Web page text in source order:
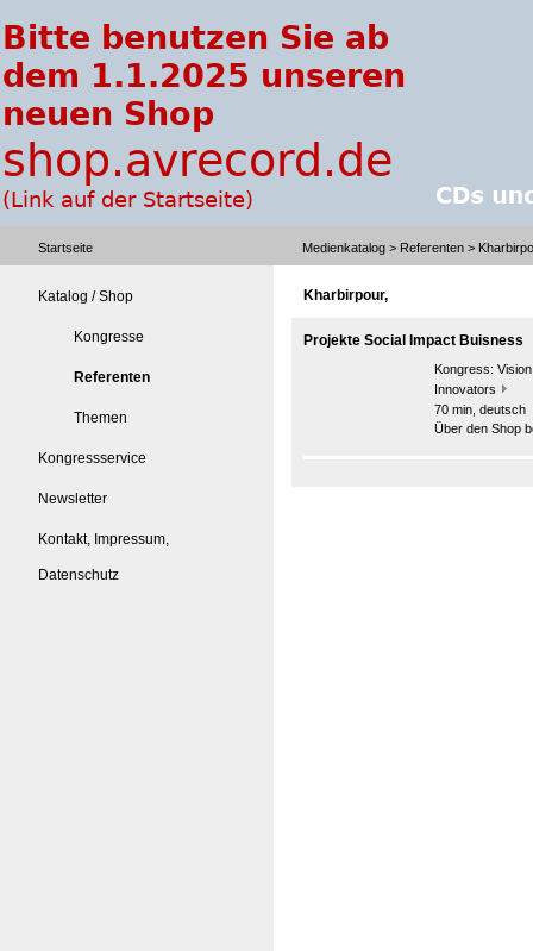
Startseite Medienkatalog > Referenten >
Katalog / Shop
Kongresse
Referenten
Themen
Kongressservice
Newsletter
Kontakt, Impressum,
Datenschutz
Kharbirpour,
Projekte Social Impact Buisness
Kongress:
Innovators
70 min, deutsch
Über den Shop